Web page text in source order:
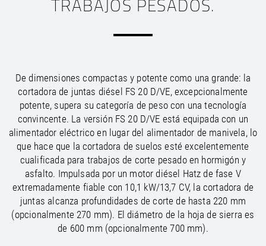
Hungary /
EN
/
Latvia/EN
Liechtenstein/ EN DE
Lithuania/ EN
Luxembourg/EN DE FR
Malta /
Netherlands
EN
Norway
/
Poland/ EN
Portugal/ EN ES
Romania/EN
Russian Federation/EN
Saudi Arabia
/EN
/
Uzbekistan/EN
Viet Nam/EN
De dimensiones compactas y potente como una grande: la
cortadora de juntas diésel FS 20 D/VE, excepcionalmente
potente, supera su categoría de peso con una tecnología
convincente. La versión FS 20 D/VE está equipada con un
alimentador eléctrico en lugar del alimentador de manivela, lo
que hace que la cortadora de suelos esté excelentemente
cualificada para trabajos de corte pesado en hormigón y
asfalto. Impulsada por un motor diésel Hatz de fase V
extremadamente fiable con 10,1 kW/13,7 CV, la cortadora de
juntas alcanza profundidades de corte de hasta 220 mm
(opcionalmente 270 mm). El diámetro de la hoja de sierra es
de 600 mm (opcionalmente 700 mm).